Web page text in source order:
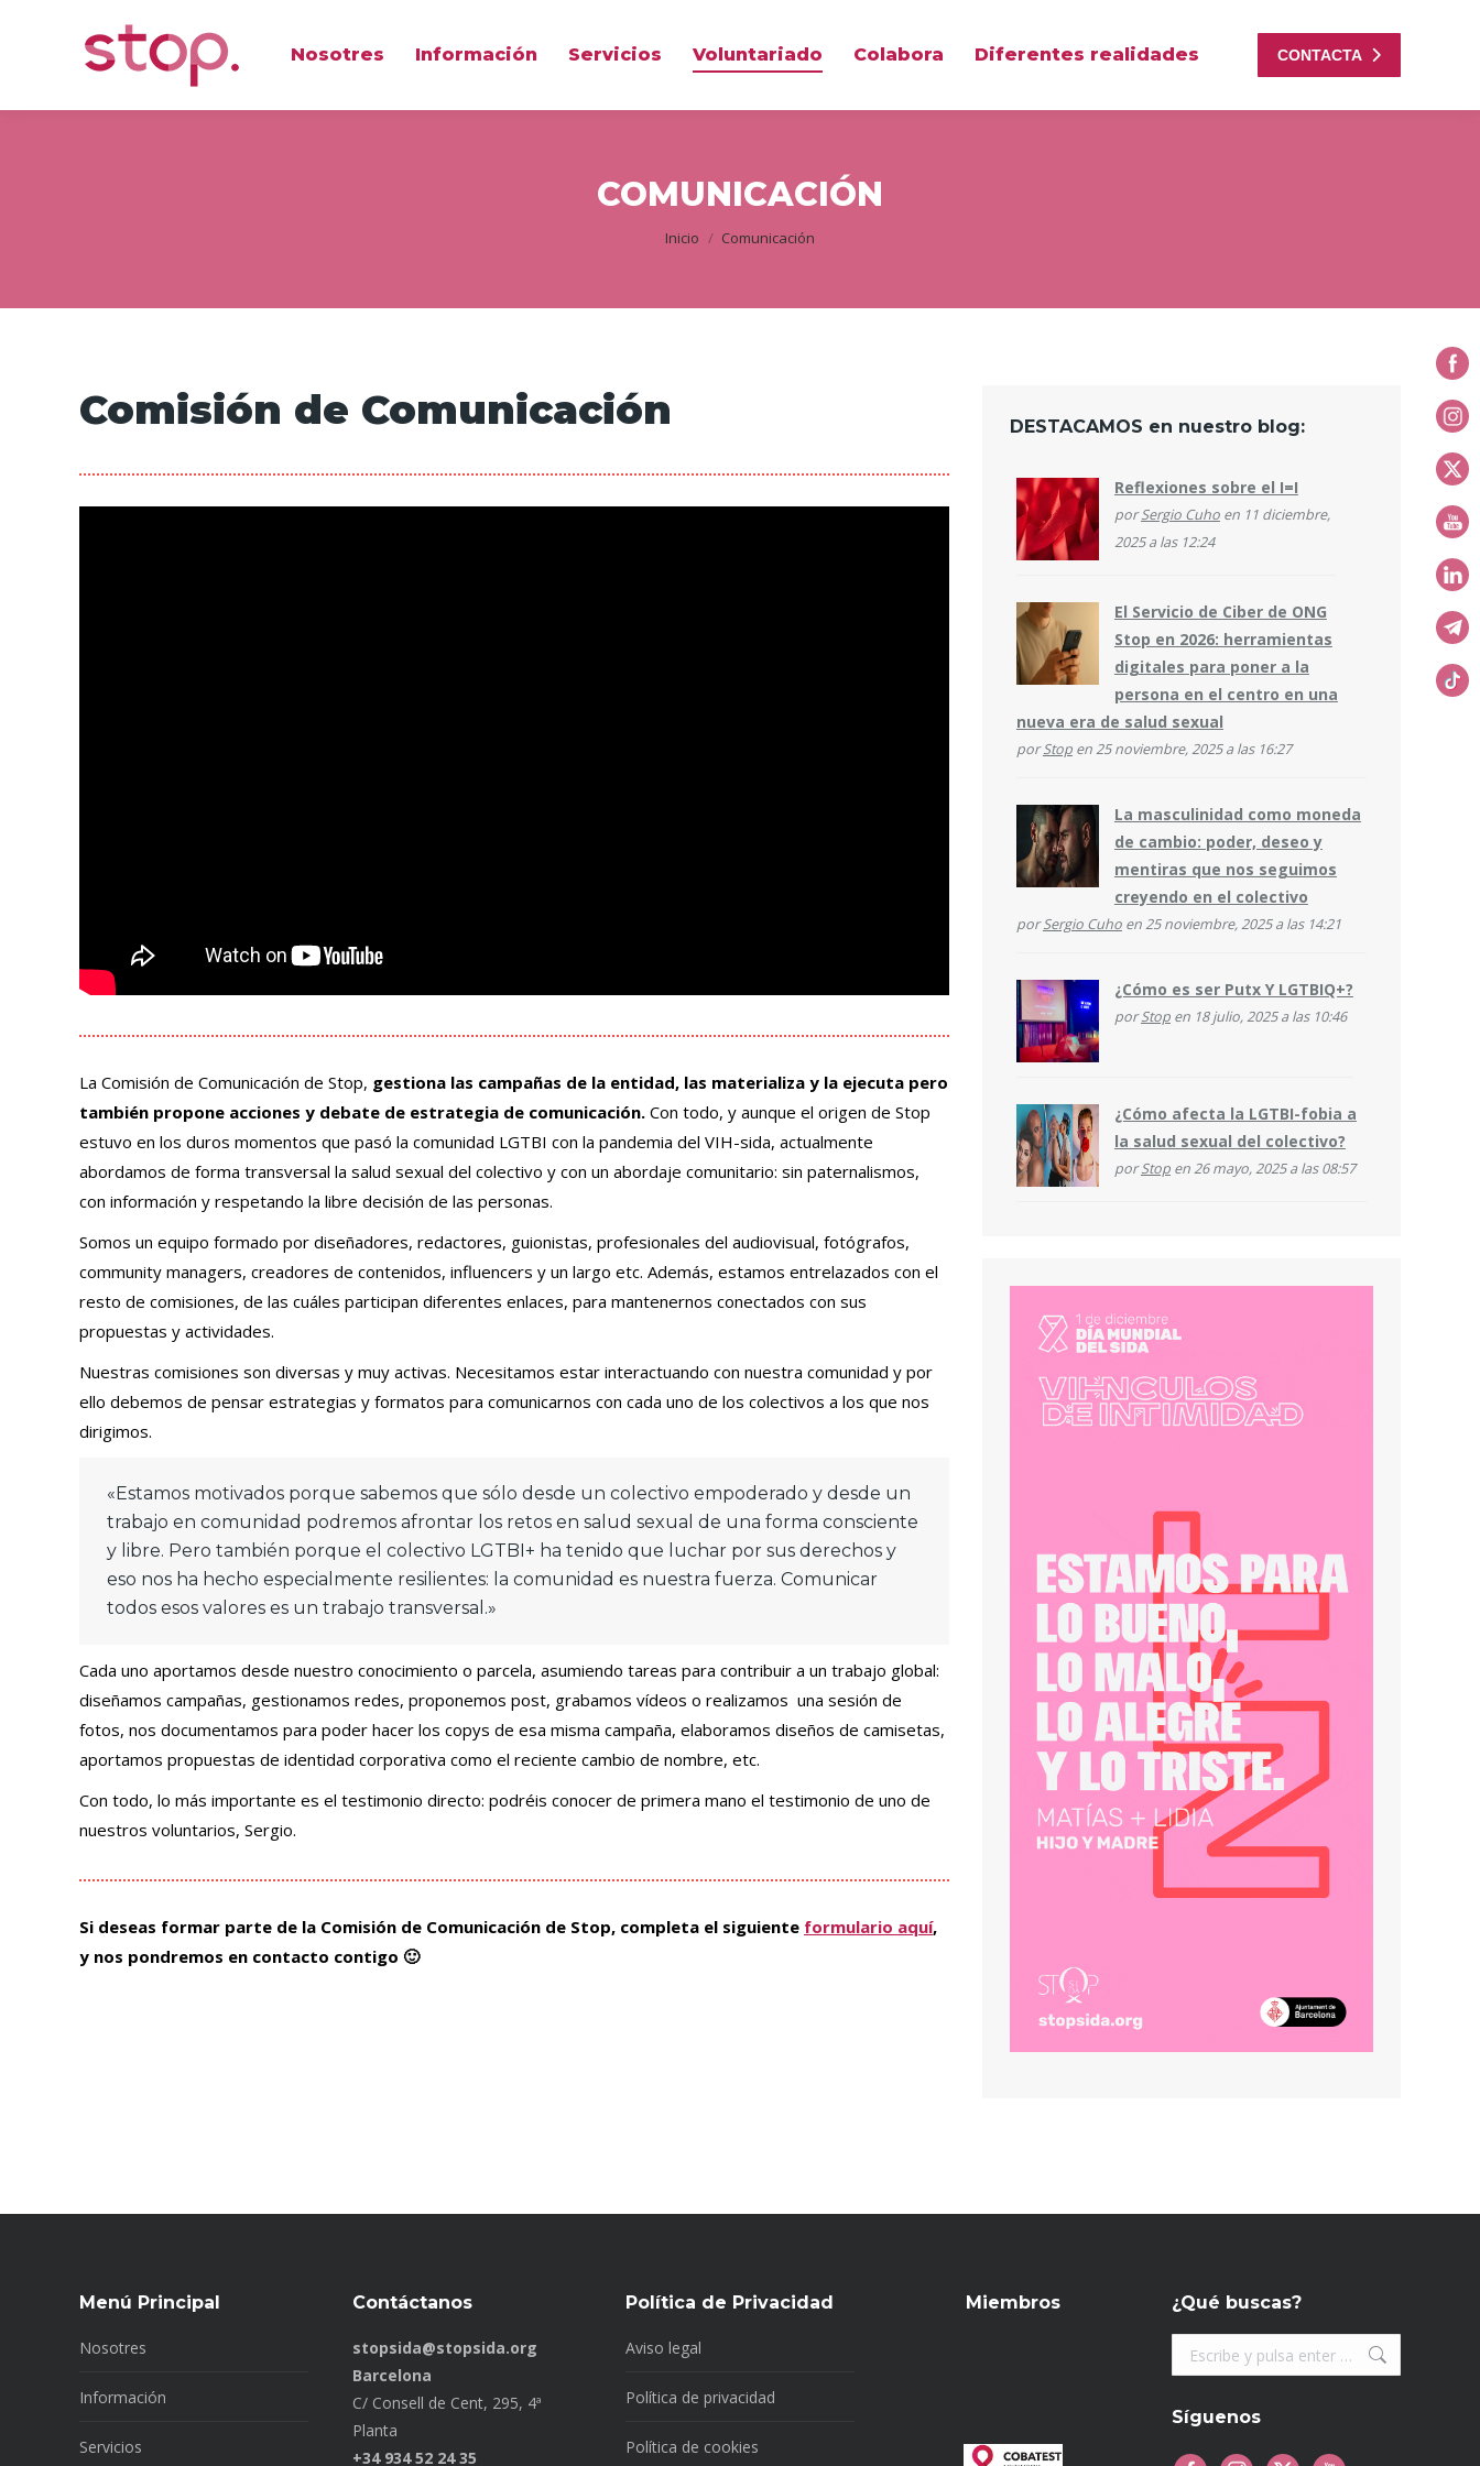
Nosotres Información Servicios Voluntariado Colabora Diferentes realidades CONTACTA
COMUNICACIÓN
Estás aquí:
Inicio Comunicación
Comisión de Comunicación
La Comisión de Comunicación de Stop, gestiona las campañas de la entidad, las materializa y la ejecuta pero
también propone acciones y debate de estrategia de comunicación. Con todo, y aunque el origen de Stop
estuvo en los duros momentos que pasó la comunidad LGTBI con la pandemia del VIH-sida, actualmente
abordamos de forma transversal la salud sexual del colectivo y con un abordaje comunitario: sin paternalismos,
con información y respetando la libre decisión de las personas.
Somos un equipo formado por diseñadores, redactores, guionistas, profesionales del audiovisual, fotógrafos,
community managers, creadores de contenidos, influencers y un largo etc. Además, estamos entrelazados con el
resto de comisiones, de las cuáles participan diferentes enlaces, para mantenernos conectados con sus
propuestas y actividades.
Nuestras comisiones son diversas y muy activas. Necesitamos estar interactuando con nuestra comunidad y por
ello debemos de pensar estrategias y formatos para comunicarnos con cada uno de los colectivos a los que nos
dirigimos.
«Estamos motivados porque sabemos que sólo desde un colectivo empoderado y desde un
trabajo en comunidad podremos afrontar los retos en salud sexual de una forma consciente
y libre. Pero también porque el colectivo LGTBI+ ha tenido que luchar por sus derechos y
eso nos ha hecho especialmente resilientes: la comunidad es nuestra fuerza. Comunicar
todos esos valores es un trabajo transversal.»
Cada uno aportamos desde nuestro conocimiento o parcela, asumiendo tareas para contribuir a un trabajo global:
diseñamos campañas, gestionamos redes, proponemos post, grabamos vídeos o realizamos una sesión de
fotos, nos documentamos para poder hacer los copys de esa misma campaña, elaboramos diseños de camisetas,
aportamos propuestas de identidad corporativa como el reciente cambio de nombre, etc.
Con todo, lo más importante es el testimonio directo: podréis conocer de primera mano el testimonio de uno de
nuestros voluntarios, Sergio.
Si deseas formar parte de la Comisión de Comunicación de Stop, completa el siguiente formulario aquí,
y nos pondremos en contacto contigo 🙂
DESTACAMOS en nuestro blog:
Reflexiones sobre el I=I
porSergio Cuhoen 11 diciembre,
2025 a las 12:24
El Servicio de Ciber de ONG
Stop en 2026: herramientas
digitales para poner a la
persona en el centro en una
nueva era de salud sexual
porStopen 25 noviembre, 2025 a las 16:27
La masculinidad como moneda
de cambio: poder, deseo y
mentiras que nos seguimos
creyendo en el colectivo
porSergio Cuhoen 25 noviembre, 2025 a las 14:21
¿Cómo es ser Putx Y LGTBIQ+?
porStopen 18 julio, 2025 a las 10:46
¿Cómo afecta la LGTBI-fobia a
la salud sexual del colectivo?
porStopen 26 mayo, 2025 a las 08:57
Menú Principal
Nosotres
Información
Servicios
Contáctanos
stopsida@stopsida.org
Barcelona
C/ Consell de Cent, 295, 4ª
Planta
+34 934 52 24 35
Política de Privacidad
Aviso legal
Política de privacidad
Política de cookies
Miembros ¿Qué buscas?
Buscar:
Síguenos